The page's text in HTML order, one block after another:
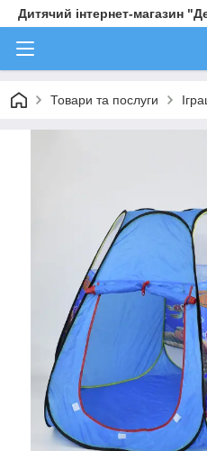
Дитячий інтернет-магазин
Товари та послуги